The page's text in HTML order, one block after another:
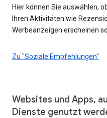
Hier können Sie auswählen,
Ihren Aktivitäten wie
Werbeanzeigen erscheinen
Zu "Soziale Empfehlungen"
Websites und Apps,
Dienste genutzt